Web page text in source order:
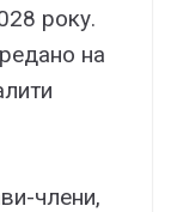
року.
на
члени,